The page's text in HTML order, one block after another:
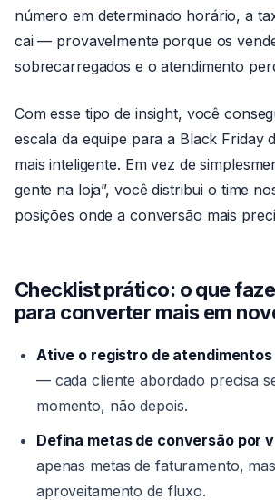
número em determinado horário, a
cai — provavelmente porque os
sobrecarregados e o atendimento
Com esse tipo de insight, você
escala da equipe para a Black Friday
mais inteligente. Em vez de
gente na loja”, você distribui o time
posições onde a conversão mais
Checklist prático: o que
para converter mais em
Ative o registro de atendimentos
— cada cliente abordado precisa
momento, não depois.
Defina metas de conversão por
apenas metas de faturamento,
aproveitamento de fluxo.